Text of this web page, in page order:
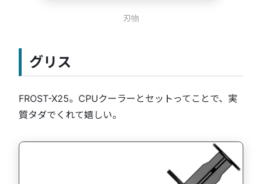
刃物
グリス
FROST-X25。CPUクーラーとセットってことで、実
質タダでくれて嬉しい。